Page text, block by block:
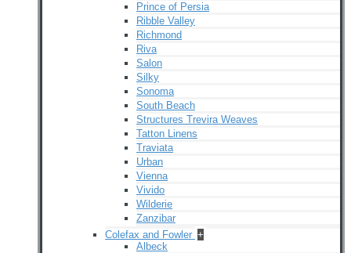
Prince of Persia
Ribble Valley
Richmond
Riva
Salon
Silky
Sonoma
South Beach
Structures Trevira Weaves
Tatton Linens
Traviata
Urban
Vienna
Vivido
Wilderie
Zanzibar
Colefax and Fowler +
Albeck